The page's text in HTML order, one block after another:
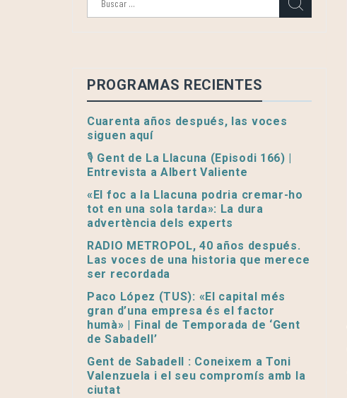
PROGRAMAS RECIENTES
Cuarenta años después, las voces
siguen aquí
🎙️ Gent de La Llacuna (Episodi 166) |
Entrevista a Albert Valiente
«El foc a la Llacuna podria cremar-ho
tot en una sola tarda»: La dura
advertència dels experts
RADIO METROPOL, 40 años después.
Las voces de una historia que merece
ser recordada
Paco López (TUS): «El capital més
gran d’una empresa és el factor
humà» | Final de Temporada de ‘Gent
de Sabadell’
Gent de Sabadell : Coneixem a Toni
Valenzuela i el seu compromís amb la
ciutat